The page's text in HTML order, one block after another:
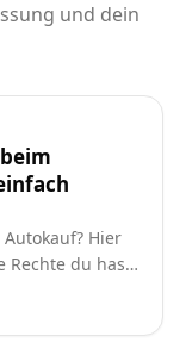
und dein
Hier
Rechte du hast